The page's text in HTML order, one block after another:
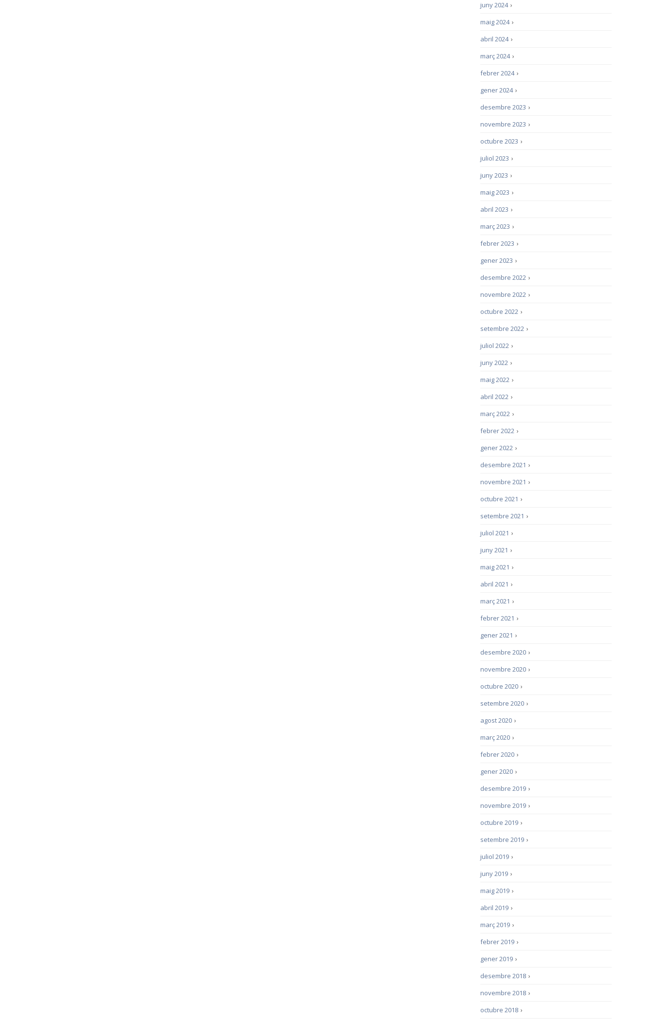
›
juny 2024
›
maig 2024
›
abril 2024
›
març 2024
›
febrer 2024
›
gener 2024
›
desembre 2023
›
novembre 2023
›
octubre 2023
›
juliol 2023
›
juny 2023
›
maig 2023
›
abril 2023
›
març 2023
›
febrer 2023
›
gener 2023
›
desembre 2022
›
novembre 2022
›
octubre 2022
›
setembre 2022
›
juliol 2022
›
juny 2022
›
maig 2022
›
abril 2022
›
març 2022
›
febrer 2022
›
gener 2022
›
desembre 2021
›
novembre 2021
›
octubre 2021
›
setembre 2021
›
juliol 2021
›
juny 2021
›
maig 2021
›
abril 2021
›
març 2021
›
febrer 2021
›
gener 2021
›
desembre 2020
›
novembre 2020
›
octubre 2020
›
setembre 2020
›
agost 2020
›
març 2020
›
febrer 2020
›
gener 2020
›
desembre 2019
›
novembre 2019
›
octubre 2019
›
setembre 2019
›
juliol 2019
›
juny 2019
›
maig 2019
›
abril 2019
›
març 2019
›
febrer 2019
›
gener 2019
›
desembre 2018
›
novembre 2018
›
octubre 2018